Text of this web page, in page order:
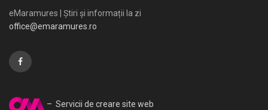
eMaramures | Știri și informații la zi
office@emaramures.ro
– Servicii de creare site web